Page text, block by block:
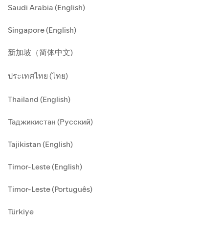
Saudi Arabia (English)
Singapore (English)
新加坡（简体中文)
ประเทศไทย (ไทย)
Thailand (English)
Таджикистан (Русский)
Tajikistan (English)
Timor-Leste (English)
Timor-Leste (Português)
Türkiye